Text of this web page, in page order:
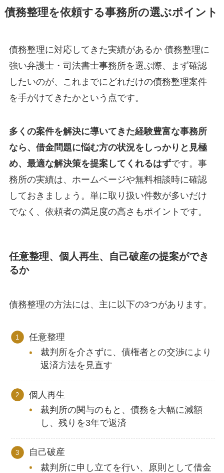
債務整理を依頼する事務所の選ぶポイント
債務整理に対応してきた実績があるか 債務整理に
強い弁護士・司法書士事務所を選ぶ際、まず確認
したいのが、これまでにどれだけの債務整理案件
を手がけてきたかという点です。
多くの案件を解決に導いてきた経験豊富な事務所
なら、借金問題に悩む方の状況をしっかりと見極
め、最適な解決策を提案してくれるはずです。事
務所の実績は、ホームページや無料相談時に確認
しておきましょう。単に取り扱い件数が多いだけ
でなく、依頼者の満足度の高さもポイントです。
任意整理、個人再生、自己破産の提案ができ
るか
債務整理の方法には、主に以下の3つがあります。
任意整理
裁判所を介さずに、債権者との交渉により
返済方法を見直す
個人再生
裁判所の関与のもと、債務を大幅に減額
し、残りを3年で返済
自己破産
裁判所に申し立てを行い、原則として借金